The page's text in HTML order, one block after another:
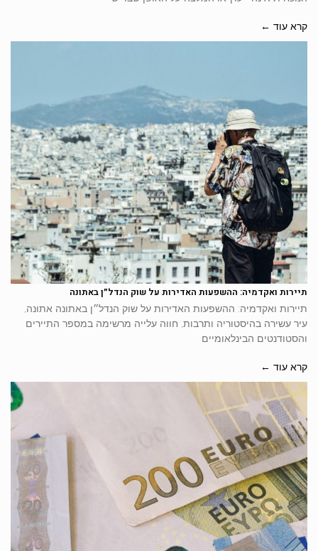
קרא עוד ←
תיירות ואקדמיה: ההשפעות האדירות על שוק הנדל״ן באתונה
תיירות ואקדמיה: ההשפעות האדירות על שוק הנדל״ן באתונה אתונה,
עיר עשירה בהיסטוריה ותרבות, חווה עלייה מרשימה במספר התיירים
והסטודנטים הבינלאומיים
קרא עוד ←